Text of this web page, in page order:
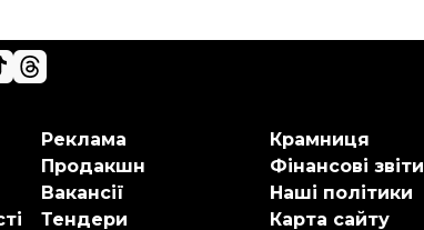
Реклама
Продакшн
Вакансії
Тендери
Крамниця
Фінансові звіти
Наші політики
Карта сайту